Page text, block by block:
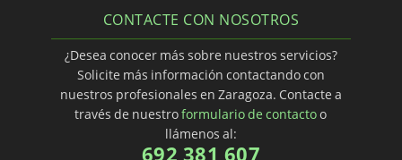
CONTACTE CON NOSOTROS
¿Desea conocer más sobre nuestros servicios?
Solicite más información contactando con
nuestros profesionales en Zaragoza. Contacte a
través de nuestroformulario de contactoo
llámenos al:
692 381 607